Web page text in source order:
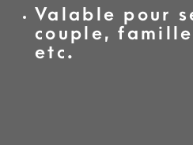
Valable pour
couple,
etc.